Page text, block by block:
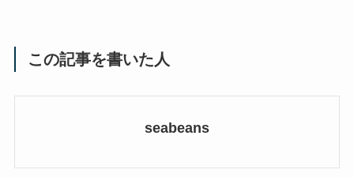
この記事を書いた人
seabeans